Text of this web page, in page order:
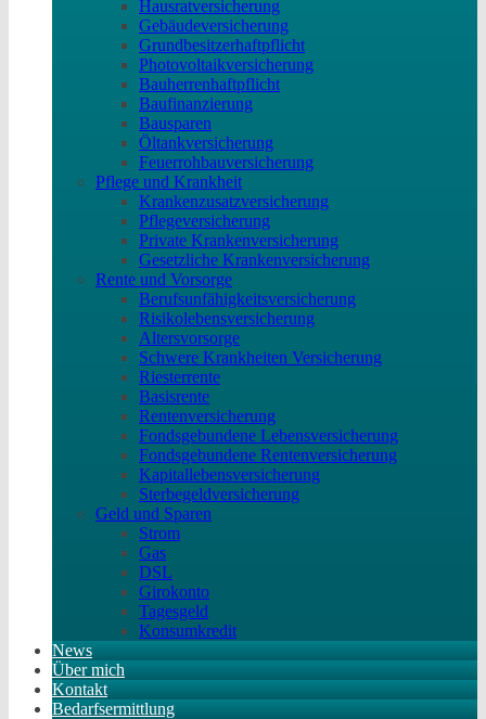
Hausratversicherung
Gebäudeversicherung
Grundbesitzerhaftpflicht
Photovoltaikversicherung
Bauherrenhaftpflicht
Baufinanzierung
Bausparen
Öltankversicherung
Feuerrohbauversicherung
Pflege und Krankheit
Krankenzusatzversicherung
Pflegeversicherung
Private Krankenversicherung
Gesetzliche Krankenversicherung
Rente und Vorsorge
Berufs­unfähigkeitsversicherung
Risikolebensversicherung
Altersvorsorge
Schwere Krankheiten Versicherung
Riesterrente
Basisrente
Rentenversicherung
Fondsgebundene Lebensversicherung
Fondsgebundene Rentenversicherung
Kapitallebensversicherung
Sterbegeldversicherung
Geld und Sparen
Strom
Gas
DSL
Girokonto
Tagesgeld
Konsumkredit
News
Über mich
Kontakt
Bedarfsermittlung